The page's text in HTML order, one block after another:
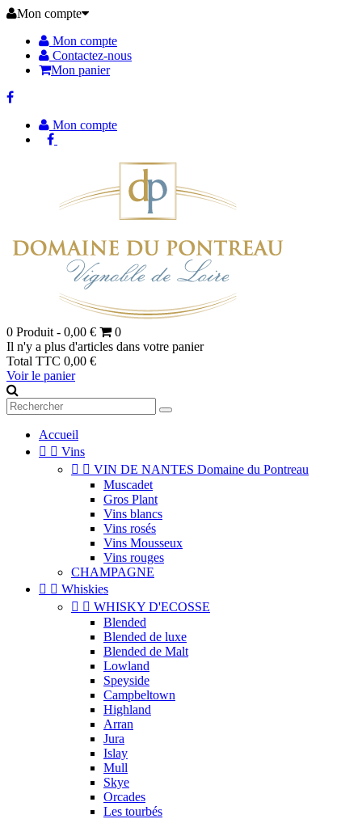
Mon compte
Mon compte
Contactez-nous
Mon panier
Mon compte
0 Produit - 0,00 €
0
Il n'y a plus d'articles dans votre panier
Total TTC 0,00 €
Voir le panier
Accueil
  Vins
  VIN DE NANTES Domaine du Pontreau
Muscadet
Gros Plant
Vins blancs
Vins rosés
Vins Mousseux
Vins rouges
CHAMPAGNE
  Whiskies
  WHISKY D'ECOSSE
Blended
Blended de luxe
Blended de Malt
Lowland
Speyside
Campbeltown
Highland
Arran
Jura
Islay
Mull
Skye
Orcades
Les tourbés